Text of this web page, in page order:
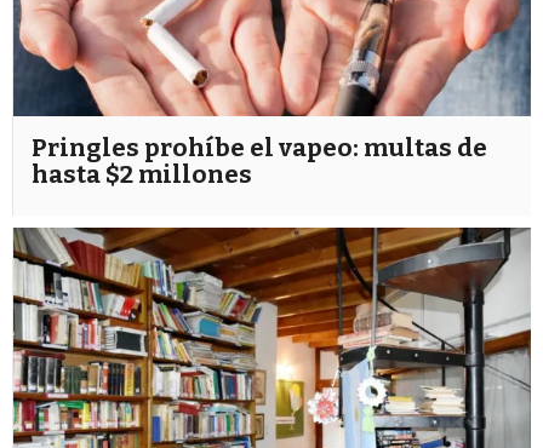
Pringles prohíbe el vapeo: multas de
hasta $2 millones